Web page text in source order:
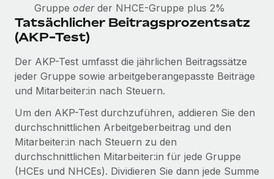
Gruppe oderder NHCE-Gruppe plus 2%
Tatsächlicher Beitragsprozentsatz
(AKP-Test)
Der AKP-Test umfasst die jährlichen Beitragssätze
jeder Gruppe sowie arbeitgeberangepasste Beiträge
und Mitarbeiter:in nach Steuern.
Um den AKP-Test durchzuführen, addieren Sie den
durchschnittlichen Arbeitgeberbeitrag und den
Mitarbeiter:in nach Steuern zu den
durchschnittlichen Mitarbeiter:in für jede Gruppe
(HCEs und NHCEs). Dividieren Sie dann jede Summe